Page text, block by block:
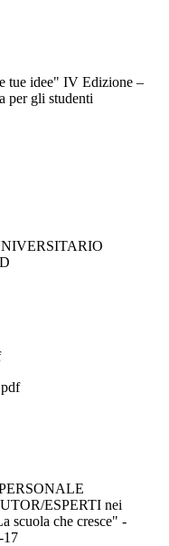
tue idee" IV Edizione –
per gli studenti
ESPERTI nei
scuola che cresce" -
17